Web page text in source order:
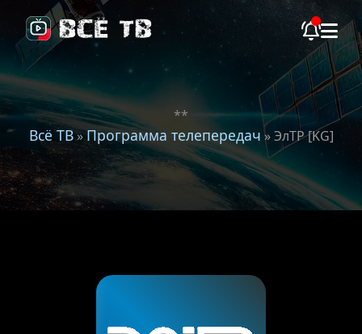
**
Всё ТВ»Программа телепередач » ЭлТР [KG]